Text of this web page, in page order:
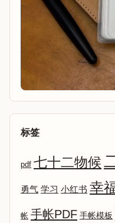
标签
pdf 七十二物候
勇气 学习 小红书 幸
帐 手帐PDF 手帐模板